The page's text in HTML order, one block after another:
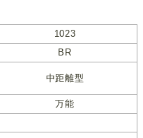
1023
BR
中距離型
万能